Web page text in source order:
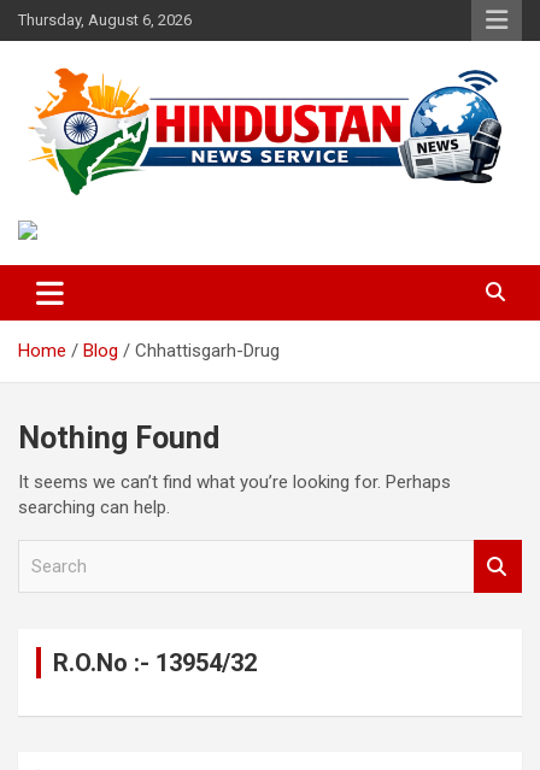
Skip
to
Thursday, August 6, 2026
Hindustan News Service
Home Blog Chhattisgarh-Drug
Nothing Found
It seems we can’t find what you’re looking for. Perhaps
searching can help.
R.O.No :- 13954/32